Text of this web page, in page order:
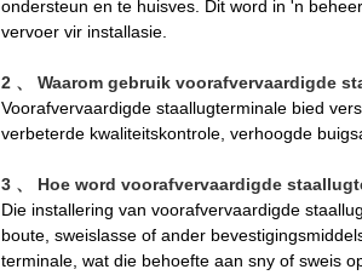
ondersteun en te huisves. Dit word in 'n
vervoer vir installasie.
2 、 Waarom gebruik voorafvervaardigde
Voorafvervaardigde staallugterminale bied
verbeterde kwaliteitskontrole, verhoogde
3 、 Hoe word voorafvervaardigde
Die installering van voorafvervaardigde
boute, sweislasse of ander
terminale, wat die behoefte aan sny of sweis